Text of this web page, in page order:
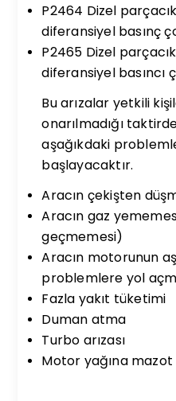
P2464 Dizel
diferansiyel basınç
P2465 Dizel
diferansiyel basıncı
Bu arızalar yetkili
onarılmadığı
aşağıkdaki
başlayacaktır.
Aracın çekişten
Aracın gaz
geçmemesi)
Aracın motorunun
problemlere yol
Fazla yakıt tüketimi
Duman atma
Turbo arızası
Motor yağına mazot